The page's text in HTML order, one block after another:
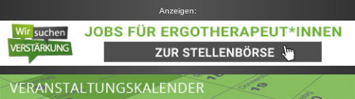
Anzeigen: